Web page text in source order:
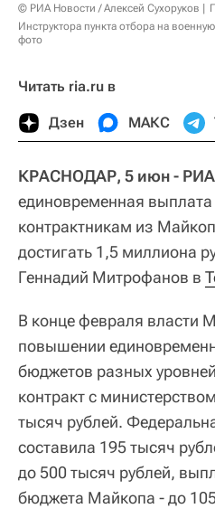
© РИА Новости / Алексей Сухоруков
Инструктора пункта отбора на
фото
Читать ria.ru в
Дзен МАКС
КРАСНОДАР, 5 июн - РИА
единовременная
контрактникам из
достигать 1,5 миллиона
Геннадий Митрофанов в
В конце февраля власти
повышении
бюджетов разных
контракт с
тысяч рублей.
составила 195 тысяч
до 500 тысяч рублей,
бюджета Майкопа - до